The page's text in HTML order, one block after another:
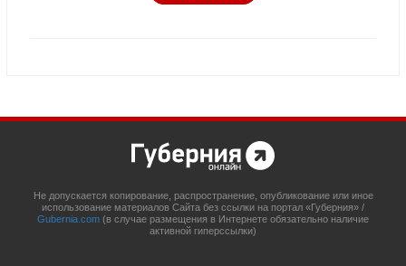
Не допускается копирование, распространение, опубликование или иное
использование материалов Сайта без ссылки на портал «Губерния» /
Gubernia.com (в случае размещения в Интернете обязательно наличие
активной гиперссылки)